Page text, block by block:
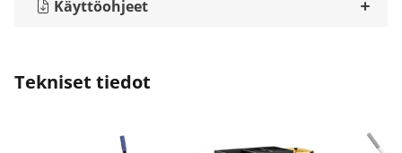
Käyttöohjeet
Tekniset tiedot